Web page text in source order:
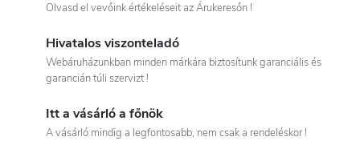
Olvasd el vevőink értékeléseit az Árukeresőn !
Hivatalos viszonteladó
Webáruházunkban minden márkára biztosítunk garanciális és
garancián túli szervizt !
Itt a vásárló a főnök
A vásárló mindig a legfontosabb, nem csak a rendeléskor !